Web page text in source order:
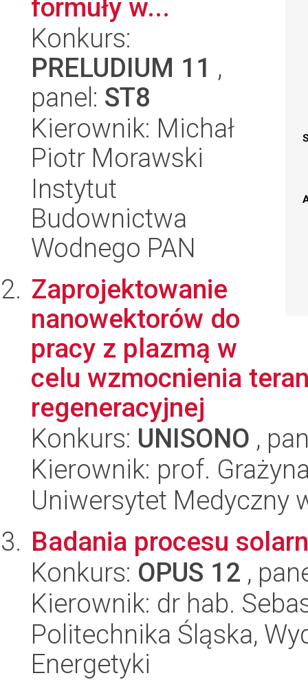
formuły w...
Konkurs:
PRELUDIUM 11 ,
panel: ST8
Kierownik: Michał
Piotr Morawski
Instytut
Budownictwa
Wodnego PAN
Zaprojektowanie
nanowektorów do
pracy z plazmą w
celu wzmocnienia
regeneracyjnej
Konkurs: UNISONO ,
Kierownik: prof.
Uniwersytet Medyczny
Badania procesu
Konkurs: OPUS 12 ,
Kierownik: dr hab.
Politechnika Śląska,
Energetyki